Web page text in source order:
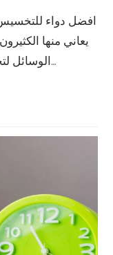
افضل دواء
يعاني منها
الوسائل لتحقيق هذا الهدف يعد أمراً مهماً. حيث ي…